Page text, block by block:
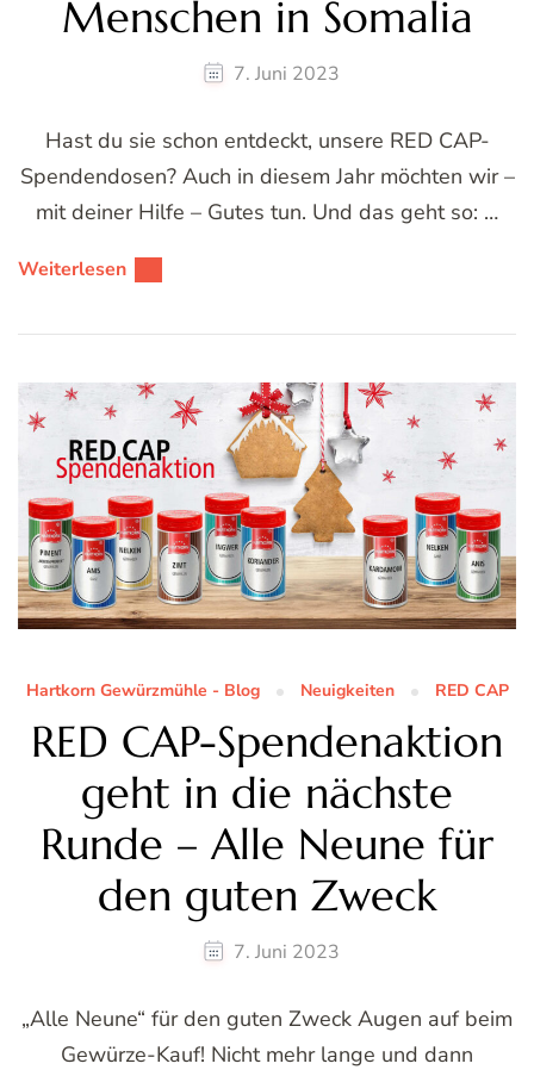
Menschen in Somalia
7. Juni 2023
Hast du sie schon entdeckt, unsere RED CAP-
Spendendosen? Auch in diesem Jahr möchten wir –
mit deiner Hilfe – Gutes tun. Und das geht so: …
Weiterlesen
Hartkorn Gewürzmühle - Blog Neuigkeiten RED CAP
RED CAP-Spendenaktion
geht in die nächste
Runde – Alle Neune für
den guten Zweck
7. Juni 2023
„Alle Neune“ für den guten Zweck Augen auf beim
Gewürze-Kauf! Nicht mehr lange und dann